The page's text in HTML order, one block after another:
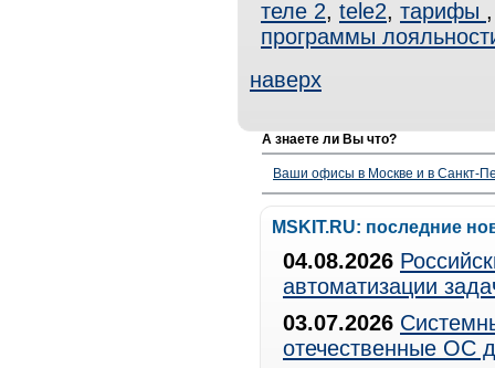
теле 2, tele2, тарифы
программы
наверх
А знаете ли Вы что?
Ваши офисы в Москве и в Санкт-
MSKIT.RU: последние
04.08.2026
автоматизации
03.07.2026
отечественные ОС